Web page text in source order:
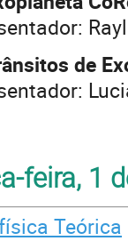
de
feira, 1
Teórica